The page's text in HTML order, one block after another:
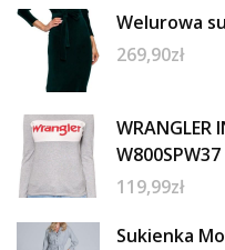
Welurowa
269,90zł
WRANGLER
W800SPW37
119,99zł
Sukienka